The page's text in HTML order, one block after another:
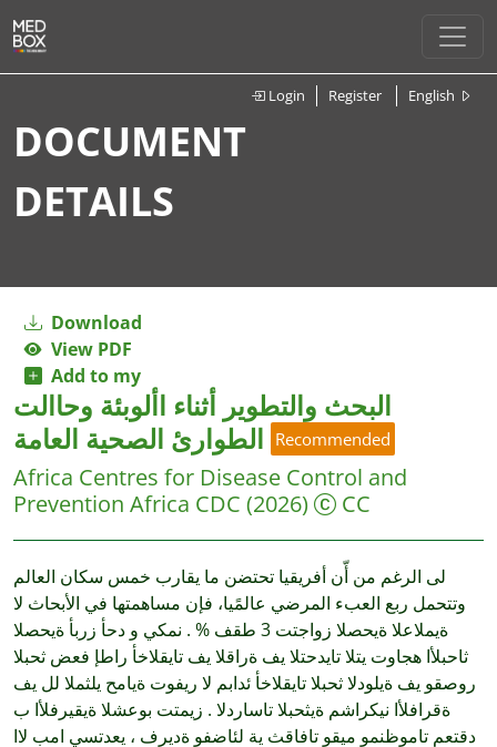
Login Register English
DOCUMENT
DETAILS
Download
View PDF
Add to my
البحث والتطوير أثناء األوبئة وحاالت
Recommended
Africa Centres for Disease Control and
Prevention Africa CDC (2026) CC
لى الرغم من أّن أفريقيا تحتضن ما يقارب خمس سكان العالم
وتتحمل ربع العبء المرضي عالمًيا، فإن مساهمتها في الأبحاث لا
ةيملاعلا ةيحصلا زواجتت 3 طقف % . نمكي و دحأ زربأ ةيحصلا
ثاحبلأا هجاوت يتلا تايدحتلا يف ةراقلا يف تايقلاخأ راطإ فعض ثحبلا
روصقو يف ةيلودلا ثحبلا تايقلاخأ ئدابم لا ريفوت ةيامح يلثملا لل يف
ةقرافلأا نيكراشم ةيثحبلا تاساردلا . زيمتت بوعشلا ةيقيرفلأا ب
دقتعم تاموظنمو ميقو تافاقث ية لئاضفو ةديرف ، يعدتسي امب لاا